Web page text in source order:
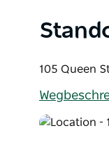
105 Queen